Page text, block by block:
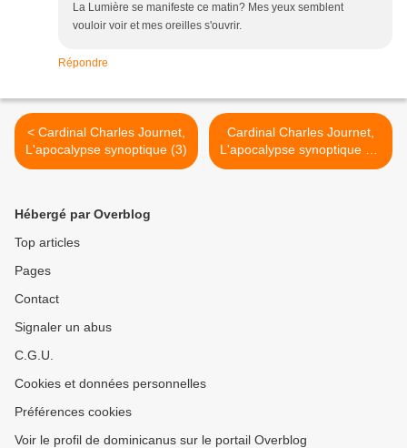
La Lumière se manifeste ce matin? Mes yeux semblent
vouloir voir et mes oreilles s'ouvrir.
Répondre
< Cardinal Charles Journet,
L'apocalypse synoptique (3)
Cardinal Charles Journet,
L'apocalypse synoptique (5)
>
Hébergé par Overblog
Top articles
Pages
Contact
Signaler un abus
C.G.U.
Cookies et données personnelles
Préférences cookies
Voir le profil de dominicanus sur le portail Overblog